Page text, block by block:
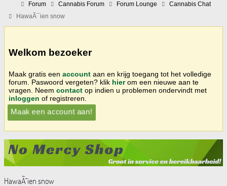
Forum Cannabis Forum Forum Lounge
Cannabis Chat
HawaÃ¯ien snow
Welkom bezoeker
Maak gratis een account aan en krijg toegang tot het volledige
forum. Paswoord vergeten? klik hierom een nieuwe aan te
vragen. Neem contact op indien u problemen ondervindt met
inloggen of registreren.
Maak een account aan!
HawaÃ¯ien snow